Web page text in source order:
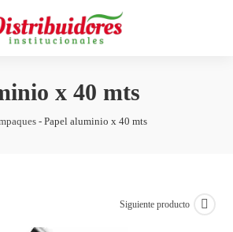
x 40 mts
-Papel aluminio x 40 mts
Siguiente producto